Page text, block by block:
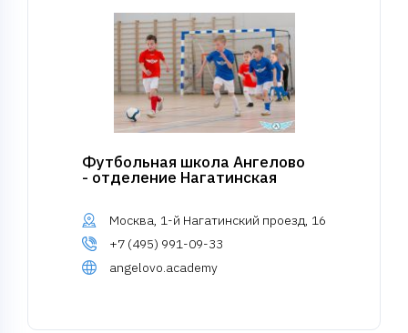
Футбольная школа Ангелово
- отделение Нагатинская
Москва, 1-й Нагатинский проезд, 16
+7 (495) 991-09-33
angelovo.academy